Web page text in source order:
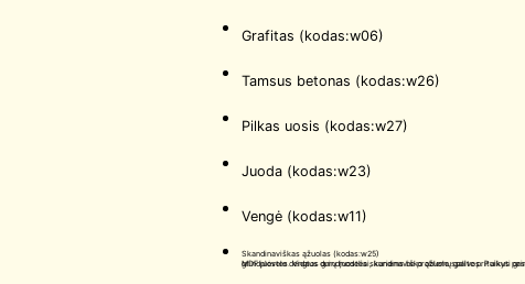
Grafitas (kodas:w06)
Tamsus betonas (kodas:w26)
Pilkas uosis (kodas:w27)
Juoda (kodas:w23)
Vengė (kodas:w11)
Skandinaviškas ąžuolas (kodas:w25)
MDF plėvele dengtos grindjuostės skandinaviško ąžuolo spalvos. Puikus pasirinkimas perkantiems vidaus duris Windoor gamintojo, nes spalvos idealiai atitinka šių durų spalvas. Nėra nieko